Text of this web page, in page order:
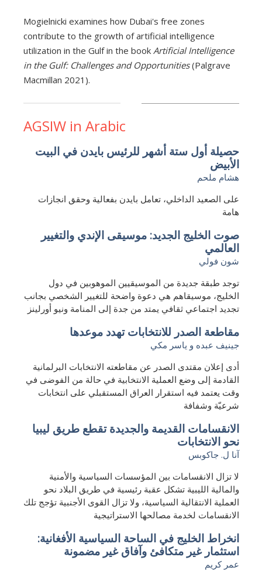
Mogielnicki examines how Dubai's free zones
contribute to the growth of artificial intelligence
utilization in the Gulf in the book Artificial Intelligence
in the Gulf: Challenges and Opportunities(Palgrave
Macmillan 2021).
AGSIW in Arabic
حصيلة أول ستة أشهر للرئيس بايدن في البيت
الأبيض
هشام ملحم
على الصعيد الداخلي، تعامل بايدن بفعالية وحقق انجازات
هامة
صوت الخليج الجديد: موسيقى الإندي والتغيير
العالمي
شون فولي
توجد طبقة جديدة من الموسيقيين الموهوبين في دول
الخليج، موسيقاهم هي دعوة واضحة للتغيير الشخصي بجانب
تجديد اجتماعي ثقافي يمتد من جدة إلى المنامة ونيو أورلينز
مقاطعة الصدر للانتخابات تهدد موعدها
جينيف عبده و ياسر مكي
أدى إعلان مقتدى الصدر عن مقاطعته الانتخابات البرلمانية
القادمة إلى وضع العملية الانتخابية في حالة من الفوضى في
وقت يعتمد فيه استقرار العراق المستقبلي على انتخابات
شرعيّة وشفافة
الانقسامات القديمة والجديدة تقطع طريق ليبيا
نحو الانتخابات
آنا ل. جاكوبس
لا تزال الانقسامات بين المؤسسات السياسية والأمنية
والمالية الليبية تشكل عقبة رئيسية في طريق البلاد نحو
العملية الانتقالية السياسية، ولا تزال القوى الأجنبية تؤجج تلك
الانقسامات لخدمة مصالحها الاستراتيجية
انخراط الخليج في الساحة السياسية الأفغانية:
استثمار غير متكافئ وآفاق غير مضمونة
عمر كريم